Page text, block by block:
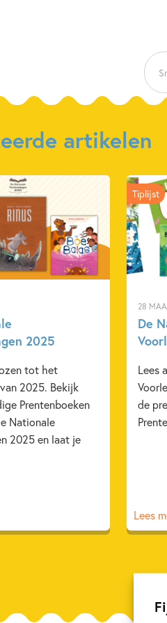
artikelen
2025
tot het
2025. Bekijk
Prentenboeken
Nationale
2025 en laat je
28
De
Lees
de
Tiplijst
Lees